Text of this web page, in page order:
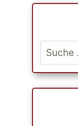
Suche
nach: